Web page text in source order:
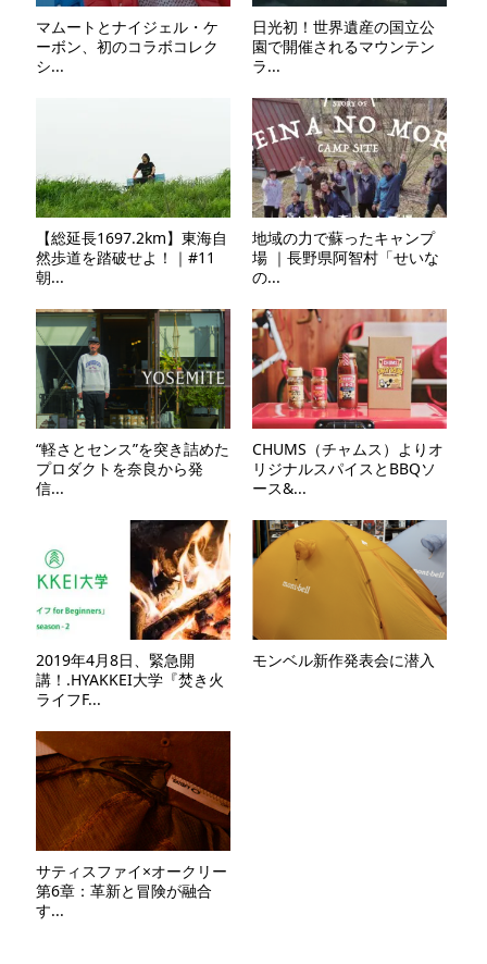
マムートとナイジェル・ケ
ーボン、初のコラボコレク
シ...
日光初！世界遺産の国立公
園で開催されるマウンテン
ラ...
【総延長1697.2km】東海自
然歩道を踏破せよ！｜#11
朝...
地域の力で蘇ったキャンプ
場 ｜長野県阿智村「せいな
の...
“軽さとセンス”を突き詰めた
プロダクトを奈良から発
信...
CHUMS（チャムス）よりオ
リジナルスパイスとBBQソ
ース&...
2019年4月8日、緊急開
講！.HYAKKEI大学『焚き火
ライフF...
モンベル新作発表会に潜入
サティスファイ×オークリー
第6章：革新と冒険が融合
す...